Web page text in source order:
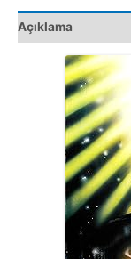
Açıklama